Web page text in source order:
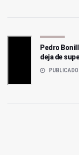
Pedro
deja de